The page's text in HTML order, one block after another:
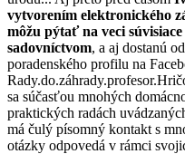
vytvorením elektronického
môžu pýtať na veci
sadovníctvom, a aj dostanú
poradenského profilu na
sa súčasťou mnohých
praktických radách
má čulý písomný kontakt s
otázky odpovedá v rámci